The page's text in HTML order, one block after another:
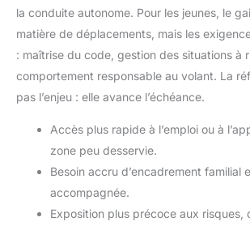
la conduite autonome. Pour les jeunes, le
matière de déplacements, mais les
: maîtrise du code, gestion des situations à
comportement responsable au volant. La
pas l’enjeu : elle avance l’échéance.
Accès plus rapide à l’emploi ou à
zone peu desservie.
Besoin accru d’encadrement familial
accompagnée.
Exposition plus précoce aux risques,